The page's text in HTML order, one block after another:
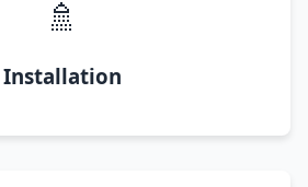
🚿
Installation